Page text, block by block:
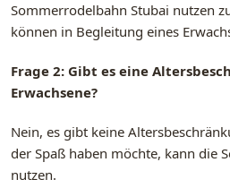
Sommerrodelbahn Stubai nutzen
können in Begleitung eines
Frage 2: Gibt es eine
Erwachsene?
Nein, es gibt keine
der Spaß haben möchte, kann die
nutzen.